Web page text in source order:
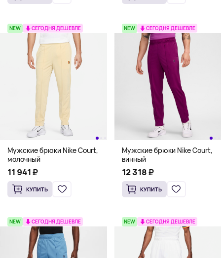
NEW СЕГОДНЯ ДЕШЕВЛЕ
Мужские брюки Nike Court,
молочный
11 941 ₽
КУПИТЬ
NEW СЕГОДНЯ ДЕШЕВЛЕ
Мужские брюки Nike Court,
винный
12 318 ₽
КУПИТЬ
NEW СЕГОДНЯ ДЕШЕВЛЕ NEW СЕГОДНЯ ДЕШЕВЛЕ